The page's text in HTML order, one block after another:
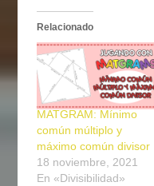
Relacionado
MATGRAM: Mínimo
común múltiplo y
máximo común divisor
18 noviembre, 2021
En «Divisibilidad»